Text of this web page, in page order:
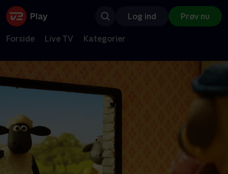
Log ind Prøv nu
Forside Live TV Kategorier